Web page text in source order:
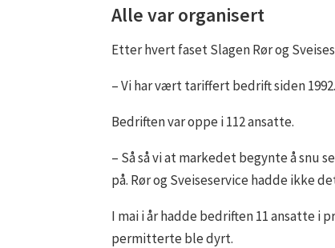
Alle var organisert
Etter hvert faset Slagen Rør og
– Vi har vært tariffert bedrift siden
Bedriften var oppe i 112 ansatte.
– Så så vi at markedet begynte å snu
på. Rør og Sveiseservice hadde ikke
I mai i år hadde bedriften 11 ansatte i
permitterte ble dyrt.